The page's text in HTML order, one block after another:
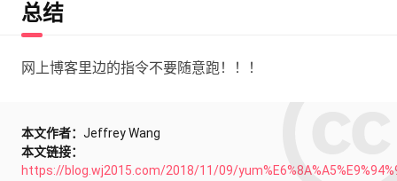
总结
网上博客里边的指令不要随意跑！！！
本文作者： Jeffrey Wang
本文链接：
https://blog.wj2015.com/2018/11/09/